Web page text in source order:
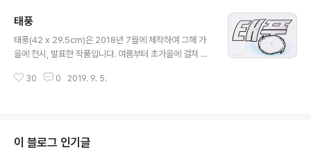
며, 검은 줄무늬와 황갈색의 몸 빛깔이 아름다운 호랑이는
우리에게는 상당히 친숙한 동물이라 할 수 있습니다. 호랑
이의 그림글자를 제작하면서 용맹한 모습보다는 아기호랑
할 수 있습니다.
태풍
태풍(42 x 29.5cm)은 2018년 7월에 제작하여 그해 가
을에 전시, 발표한 작품입니다. 여름부터 초가을에 걸쳐 불
열대 저기압으로 종종 해난과 풍수해를 일으킵니다. 그러
습니다. 한반도로 북상중인 제 13호 태풍 '링링'이 6일부터
8일까지 우리나라에 직접적 영향을 미칠 것으로 예상된다
30 0 2019. 9. 5.
이 블로그 인기글